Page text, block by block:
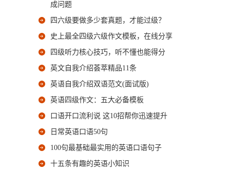
成问题
四六级要做多少套真题，才能过级？
史上最全四级六级作文模板，在线分享
四级听力核心技巧，听不懂也能得分
英文自我介绍荟萃精品11条
英语自我介绍双语范文(面试版)
英语四级作文：五大必备模板
口语开口流利说 这10招帮你迅速提升
日常英语口语50句
100句最基础最实用的英语口语句子
十五条有趣的英语小知识